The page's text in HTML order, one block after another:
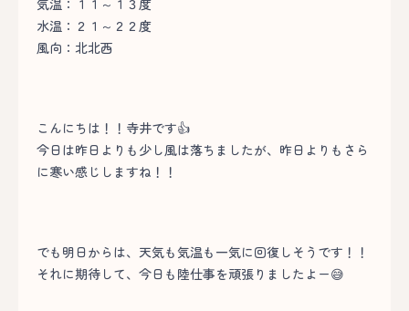
気温：１１～１３度
水温：２１～２２度
風向：北北西
こんにちは！！寺井です👍
今日は昨日よりも少し風は落ちましたが、昨日よりもさら
に寒い感じしますね！！
でも明日からは、天気も気温も一気に回復しそうです！！
それに期待して、今日も陸仕事を頑張りましたよー😅